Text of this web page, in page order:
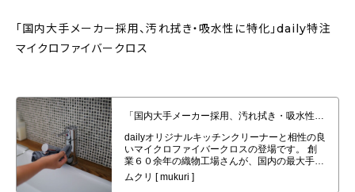
「国内大手メーカー採用、汚れ拭き・吸水性に特化」daily特注
マイクロファイバークロス
「国内大手メーカー採用、汚れ拭き・吸水性に特化」daily特注マイクロファ
イバークロスの発売